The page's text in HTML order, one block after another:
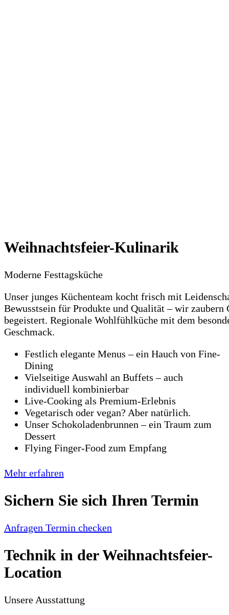
Weihnachtsfeier-Kulinarik
Moderne Festtagsküche
Unser junges Küchenteam kocht frisch mit
Bewusstsein für Produkte und Qualität – wir zaubern
begeistert. Regionale Wohlfühlküche mit dem
Geschmack.
Festlich elegante Menus – ein Hauch von Fine-
Dining
Vielseitige Auswahl an Buffets – auch
individuell kombinierbar
Live-Cooking als Premium-Erlebnis
Vegetarisch oder vegan? Aber natürlich.
Unser Schokoladen­brunnen – ein Traum zum
Dessert
Flying Finger-Food zum Empfang
Mehr erfahren
Sichern Sie sich Ihren Termin
Anfragen Termin checken
Technik in der Weihnachtsfeier-
Location
Unsere Ausstattung